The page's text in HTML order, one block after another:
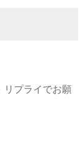
リプライでお願